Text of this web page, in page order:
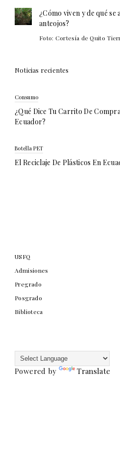
¿Cómo viven y de qué se
anteojos?
Foto: Cortesía de Quito
Noticias recientes
Consumo
¿Qué Dice Tu Carrito De
Ecuador?
Botella PET
El Reciclaje De Plásticos En
USFQ
Admisiones
Pregrado
Posgrado
Biblioteca
Powered by Translate